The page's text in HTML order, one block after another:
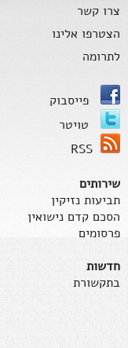
צרו קשר
הצטרפו אלינו
לתרומה
פייסבוק
טויטר
RSS
שירותים
תביעות נזיקין
הסכם קדם נישואין
פרסומים
חדשות
בתקשורת